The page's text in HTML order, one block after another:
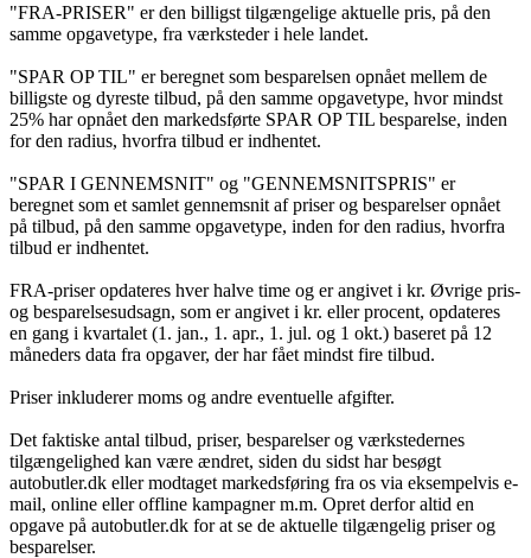
"FRA-PRISER" er den billigst tilgængelige aktuelle pris, på den
samme opgavetype, fra værksteder i hele landet.
"SPAR OP TIL" er beregnet som besparelsen opnået mellem de
billigste og dyreste tilbud, på den samme opgavetype, hvor mindst
25% har opnået den markedsførte SPAR OP TIL besparelse, inden
for den radius, hvorfra tilbud er indhentet.
"SPAR I GENNEMSNIT" og "GENNEMSNITSPRIS" er
beregnet som et samlet gennemsnit af priser og besparelser opnået
på tilbud, på den samme opgavetype, inden for den radius, hvorfra
tilbud er indhentet.
FRA-priser opdateres hver halve time og er angivet i kr. Øvrige pris-
og besparelsesudsagn, som er angivet i kr. eller procent, opdateres
en gang i kvartalet (1. jan., 1. apr., 1. jul. og 1 okt.) baseret på 12
måneders data fra opgaver, der har fået mindst fire tilbud.
Priser inkluderer moms og andre eventuelle afgifter.
Det faktiske antal tilbud, priser, besparelser og værkstedernes
tilgængelighed kan være ændret, siden du sidst har besøgt
autobutler.dk eller modtaget markedsføring fra os via eksempelvis e-
mail, online eller offline kampagner m.m. Opret derfor altid en
opgave på autobutler.dk for at se de aktuelle tilgængelig priser og
besparelser.